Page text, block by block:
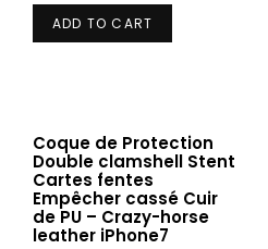
ADD TO CART
Coque de Protection
Double clamshell Stent
Cartes fentes
Empêcher cassé Cuir
de PU – Crazy-horse
leather iPhone7